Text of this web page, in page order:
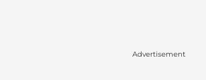
Advertisement